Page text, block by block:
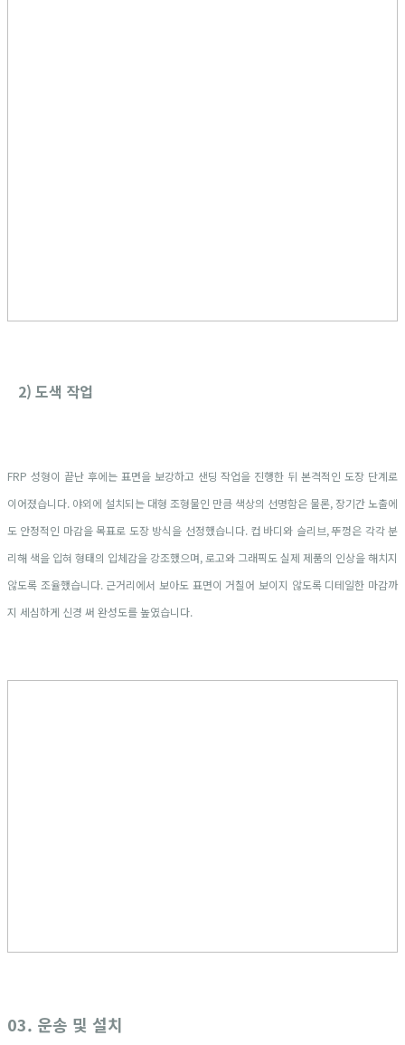
2) 도색 작업
FRP 성형이 끝난 후에는 표면을 보강하고 샌딩 작업을 진행한 뒤 본격적인 도장 단계로
이어졌습니다. 야외에 설치되는 대형 조형물인 만큼 색상의 선명함은 물론, 장기간 노출에
도 안정적인 마감을 목표로 도장 방식을 선정했습니다. 컵 바디와 슬리브, 뚜껑은 각각 분
리해 색을 입혀 형태의 입체감을 강조했으며, 로고와 그래픽도 실제 제품의 인상을 해치지
않도록 조율했습니다. 근거리에서 보아도 표면이 거칠어 보이지 않도록 디테일한 마감까
지 세심하게 신경 써 완성도를 높였습니다.
03. 운송 및 설치